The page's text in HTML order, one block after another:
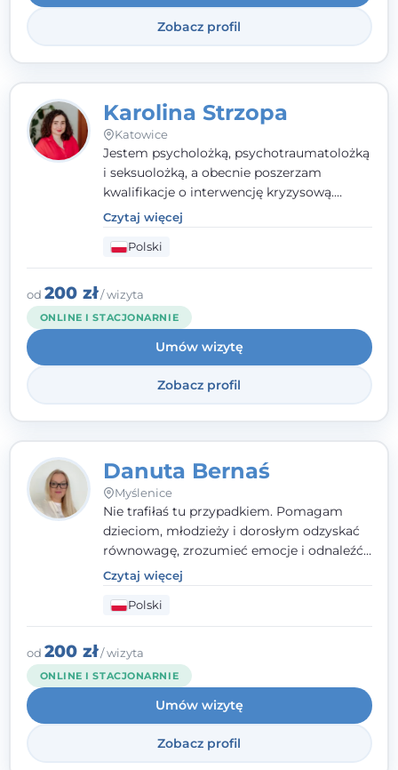
Systemowej.
Zobacz profil
Karolina Strzopa
Katowice
Jestem psycholożką, psychotraumatolożką
i seksuolożką, a obecnie poszerzam
kwalifikacje o interwencję kryzysową.
Pracuję w nurcie terapii trzeciej fali, łącząc
metody o potwierdzonej skuteczności.
Towarzyszę młodzieży, dorosłym i parom w
radzeniu sobie z bolesnymi
doświadczeniami tak, by mogli żyć pełniej.
Czytaj więcej
Polski
od 200 zł/ wizyta
ONLINE I STACJONARNIE
Umów wizytę
Zobacz profil
Danuta Bernaś
Myślenice
Nie trafiłaś tu przypadkiem. Pomagam
dzieciom, młodzieży i dorosłym odzyskać
równowagę, zrozumieć emocje i odnaleźć
wewnętrzną siłę. Moja droga do
psychologii zaczęła się od życia - pełnego
wyzwań, które nauczyły mnie uważności,
empatii i pokory. Dziś łączę doświadczenie
nauczycielki, psychologa, psychoterapeuty
i seksuologa tworząc bezpieczną
przestrzeń, w której można poczuć spokój i
wsparcie. Nie obiecuję łatwych rozwiązań -
ale mogę obiecać, że będę po Twojej
Czytaj więcej
Polski
od 200 zł/ wizyta
ONLINE I STACJONARNIE
Umów wizytę
Zobacz profil